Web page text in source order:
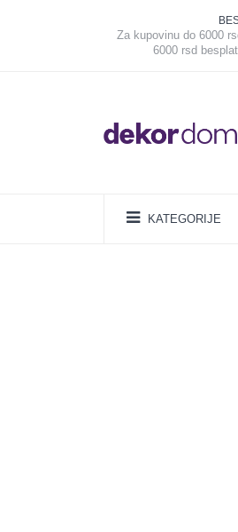
Za kupovinu do 6000
6000 rsd
KATEGORIJE